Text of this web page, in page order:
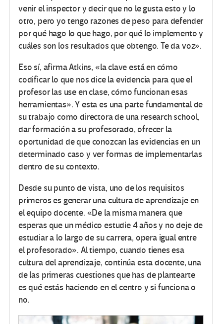
venir el inspector y decir que no le gusta esto y lo
otro, pero yo tengo razones de peso para defender
por qué hago lo que hago, por qué lo implemento y
cuáles son los resultados que obtengo. Te da voz».
Eso sí, afirma Atkins, «la clave está en cómo
codificar lo que nos dice la evidencia para que el
profesor las use en clase, cómo funcionan esas
herramientas». Y esta es una parte fundamental de
su trabajo como directora de una research school,
dar formación a su profesorado, ofrecer la
oportunidad de que conozcan las evidencias en un
determinado caso y ver formas de implementarlas
dentro de su contexto.
Desde su punto de vista, uno de los requisitos
primeros es generar una cultura de aprendizaje en
el equipo docente. «De la misma manera que
esperas que un médico estudie 4 años y no deje de
estudiar a lo largo de su carrera, opera igual entre
el profesorado». Al tiempo, cuando tienes esa
cultura del aprendizaje, continúa esta docente, una
de las primeras cuestiones que has de plantearte
es qué estás haciendo en el centro y si funciona o
no.